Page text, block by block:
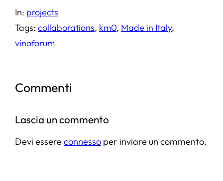
In: projects
Tags: collaborations, km0, Made in Italy
vinoforum
Commenti
Lascia un commento
Devi essereconnesso per inviare un commento.